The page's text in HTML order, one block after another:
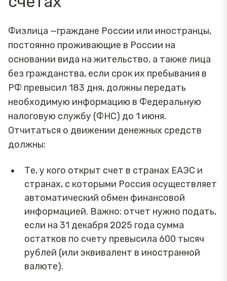
Физлица —граждане России или иностранцы,
постоянно проживающие в России на
основании вида на жительство, а также лица
без гражданства, если срок их пребывания в
РФ превысил 183 дня, должны передать
необходимую информацию в Федеральную
налоговую службу (ФНС) до 1 июня.
Отчитаться о движении денежных средств
должны:
Те, у кого открыт счет в странах ЕАЭС и
странах, с которыми Россия осуществляет
автоматический обмен финансовой
информацией. Важно: отчет нужно подать,
если на 31 декабря 2025 года сумма
остатков по счету превысила 600 тысяч
рублей (или эквивалент в иностранной
валюте).